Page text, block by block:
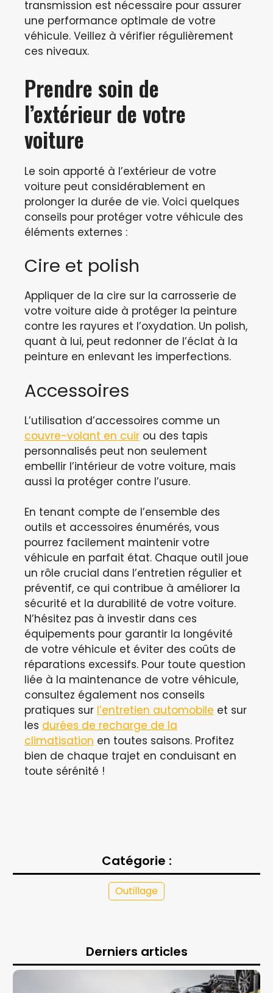
transmission est nécessaire pour assurer
une performance optimale de votre
véhicule. Veillez à vérifier régulièrement
ces niveaux.
Prendre soin de
l’extérieur de votre
voiture
Le soin apporté à l’extérieur de votre
voiture peut considérablement en
prolonger la durée de vie. Voici quelques
conseils pour protéger votre véhicule des
éléments externes :
Cire et polish
Appliquer de la cire sur la carrosserie de
votre voiture aide à protéger la peinture
contre les rayures et l’oxydation. Un polish,
quant à lui, peut redonner de l’éclat à la
peinture en enlevant les imperfections.
Accessoires
L’utilisation d’accessoires comme un
couvre-volant en cuir ou des tapis
personnalisés peut non seulement
embellir l’intérieur de votre voiture, mais
aussi la protéger contre l’usure.
En tenant compte de l’ensemble des
outils et accessoires énumérés, vous
pourrez facilement maintenir votre
véhicule en parfait état. Chaque outil joue
un rôle crucial dans l’entretien régulier et
préventif, ce qui contribue à améliorer la
sécurité et la durabilité de votre voiture.
N’hésitez pas à investir dans ces
équipements pour garantir la longévité
de votre véhicule et éviter des coûts de
réparations excessifs. Pour toute question
liée à la maintenance de votre véhicule,
consultez également nos conseils
pratiques sur l’entretien automobile et sur
les durées de recharge de la
climatisation en toutes saisons. Profitez
bien de chaque trajet en conduisant en
toute sérénité !
Catégorie :
Outillage
Derniers articles